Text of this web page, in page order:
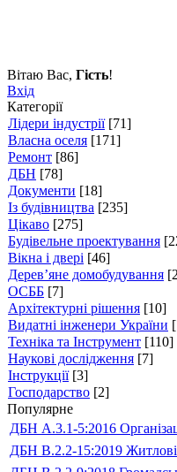
Вітаю Вас, Гість!
Вхід
Категорії
Лідери індустрії [71]
Власна оселя [171]
Ремонт [86]
ДБН [78]
Документи [18]
Із будівництва [235]
Цікаво [275]
Будівельне проектування
Вікна і двері [46]
Дерев’яне домобудування
ОСББ [7]
Архітектурні рішення [10]
Видатні інженери України
Техніка та Інструмент [110]
Наукові дослідження [7]
Інструкції [3]
Господарство [2]
Популярне
ДБН А.3.1-5:2016
ДБН В.2.2-15:2019